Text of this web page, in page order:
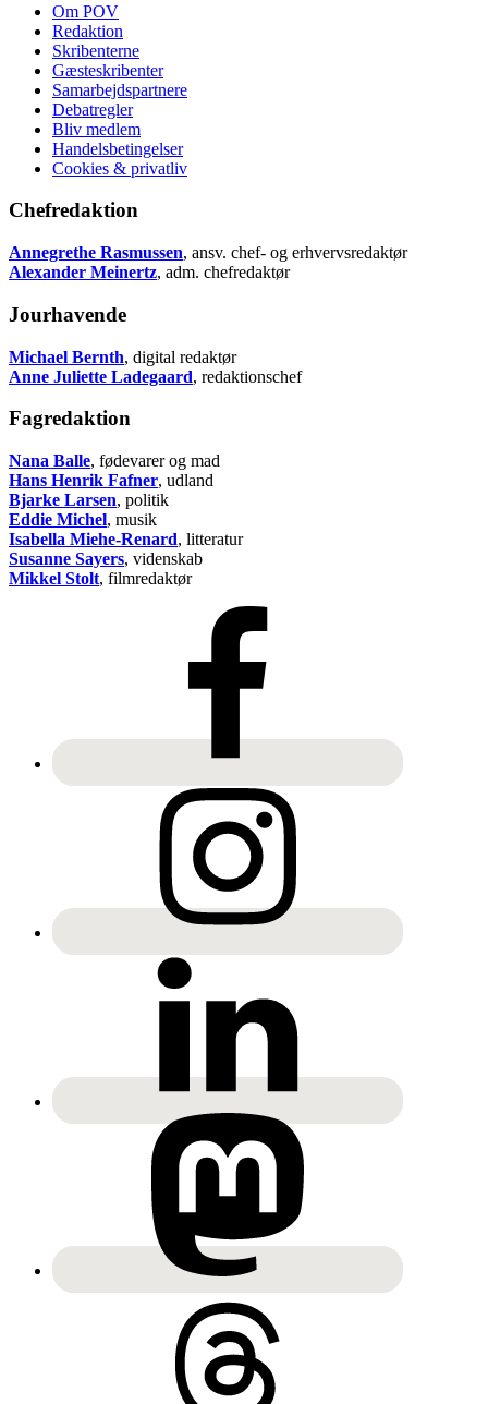
Om POV
Redaktion
Skribenterne
Gæsteskribenter
Samarbejdspartnere
Debatregler
Bliv medlem
Handelsbetingelser
Cookies & privatliv
Chefredaktion
Annegrethe Rasmussen, ansv. chef- og erhvervsredaktør
Alexander Meinertz, adm. chefredaktør
Jourhavende
Michael Bernth, digital redaktør
Anne Juliette Ladegaard, redaktionschef
Fagredaktion
Nana Balle, fødevarer og mad
Hans Henrik Fafner, udland
Bjarke Larsen, politik
Eddie Michel, musik
Isabella Miehe-Renard, litteratur
Susanne Sayers, videnskab
Mikkel Stolt, filmredaktør